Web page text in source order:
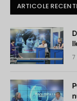
ARTICOLE